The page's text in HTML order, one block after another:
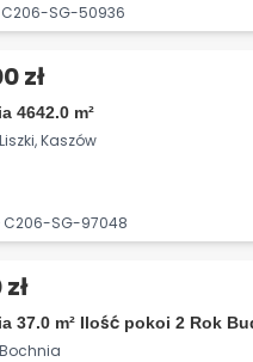
SG-50936
zł
4642.0 m²
Kaszów
C206-SG-97048
37.0 m² Ilość pokoi 2 Rok